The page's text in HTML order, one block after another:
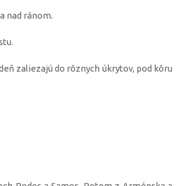
nad ránom.
zaliezajú do rôznych úkrytov, pod kôru